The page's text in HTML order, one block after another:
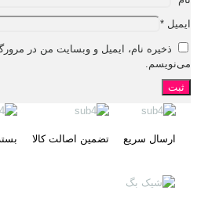
ایمیل *
ذخیره نام، ایمیل و وبسایت من در
می‌نویسم.
ارسال سریع تضمین اصالت کالا